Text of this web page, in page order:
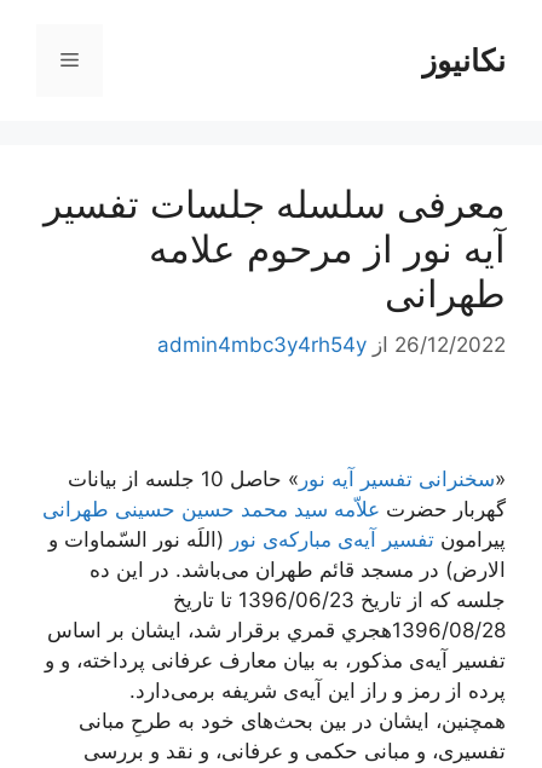
محتوانکانیوز فهرست
معرفی سلسله جلسات تفسیر
آیه نور از مرحوم علامه
طهرانی
26/12/2022 از admin4mbc3y4rh54y
«سخنرانی تفسیر آیه نور
» حاصل 10 جلسه از بیانات
گهربار حضرت علاّمه سید محمد حسین حسینی طهرانی
پیرامون تفسیر آیه‌ی مبارکه‌ی نور (اللَه نور السّماوات و
الارض) در مسجد قائم طهران می‌باشد. در این ده
جلسه که از تاریخ 1396/06/23 تا تاریخ
1396/08/28هجري قمري برقرار شد، ایشان بر اساس
تفسیر آیه‌ی مذکور، به بیان معارف عرفانی پرداخته، و و
پرده از رمز و راز این آیه‌ی شریفه برمی‌دارد.
همچنین، ایشان در بین بحث‌های خود به طرحِ مبانی
تفسیری، و مبانی حکمی و عرفانی، و نقد و بررسی